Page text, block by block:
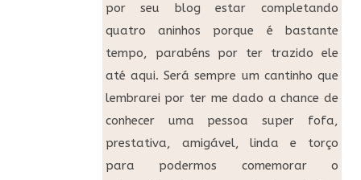
por seu blog estar completando
quatro aninhos porque é bastante
tempo, parabéns por ter trazido ele
até aqui. Será sempre um cantinho que
lembrarei por ter me dado a chance de
conhecer uma pessoa super fofa,
prestativa, amigável, linda e torço
para podermos comemorar o